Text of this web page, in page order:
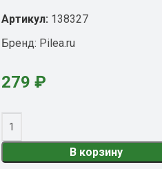
Артикул: 138327
Бренд: Pilea.ru
279₽
В корзину